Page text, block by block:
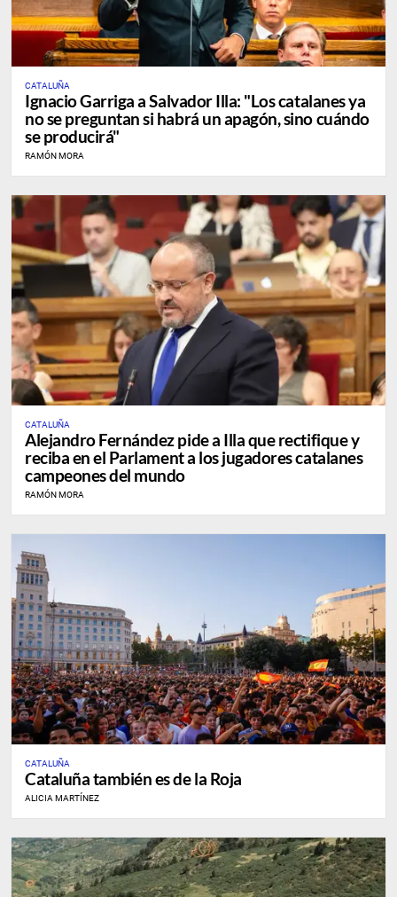
CATALUÑA
Ignacio Garriga a Salvador Illa: "Los catalanes ya
no se preguntan si habrá un apagón, sino cuándo
se producirá"
RAMÓN MORA
CATALUÑA
Alejandro Fernández pide a Illa que rectifique y
reciba en el Parlament a los jugadores catalanes
campeones del mundo
RAMÓN MORA
CATALUÑA
Cataluña también es de la Roja
ALICIA MARTÍNEZ